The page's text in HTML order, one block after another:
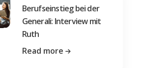
Berufseinstieg bei der
Generali: Interview mit
Ruth
Read more